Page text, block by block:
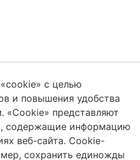
с целью
и повышения удобства
«Cookie» представляют
содержащие информацию
веб-сайта. Cookie-
сохранить единожды